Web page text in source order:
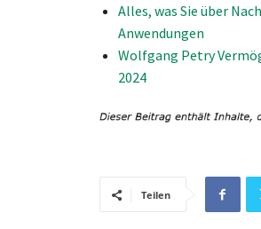
Alles, was Sie über
Anwendungen
Wolfgang Petry
2024
Teilen